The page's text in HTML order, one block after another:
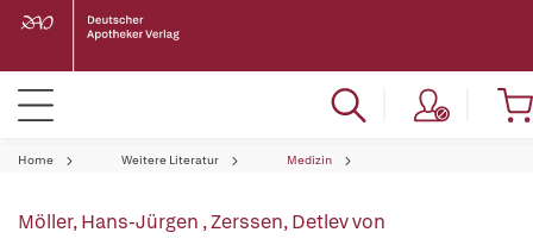
Home Weitere Literatur Medizin
Möller, Hans-Jürgen ,Zerssen, Detlev von